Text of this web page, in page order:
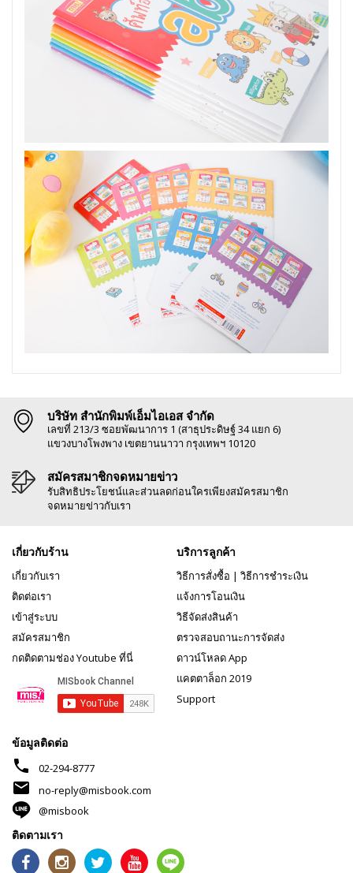
บริษัท สำนักพิมพ์เอ็มไอเอส จำกัด
เลขที่ 213/3 ซอยพัฒนาการ 1 (สาธุประดิษฐ์ 34 แยก 6)
แขวงบางโพงพาง เขตยานนาวา กรุงเทพฯ 10120
สมัครสมาชิกจดหมายข่าว
รับสิทธิประโยชน์และส่วนลดก่อนใครเพียงสมัครสมาชิก
จดหมายข่าวกับเรา
เกี่ยวกับร้าน
เกี่ยวกับเรา
ติดต่อเรา
เข้าสู่ระบบ
สมัครสมาชิก
กดติดตามช่อง Youtube ที่นี่
บริการลูกค้า
วิธีการสั่งซื้อ | วิธีการชำระเงิน
แจ้งการโอนเงิน
วิธีจัดส่งสินค้า
ตรวจสอบถานะการจัดส่ง
ดาวน์โหลด App
แคตตาล็อก 2019
Support
ข้อมูลติดต่อ
phone 02-294-8777
mail
no-reply@misbook.com
@misbook
ติดตามเรา